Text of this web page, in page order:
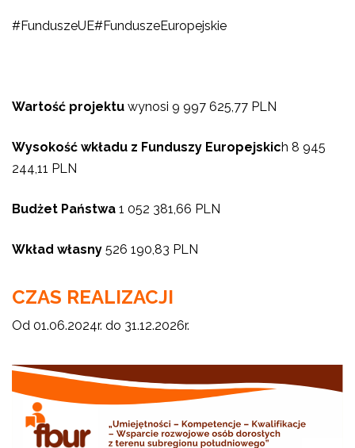
#FunduszeUE#FunduszeEuropejskie
Wartość projektu wynosi 9 997 625,77 PLN
Wysokość wkładu z Funduszy Europejskich 8 945
244,11 PLN
Budżet Państwa 1 052 381,66 PLN
Wkład własny 526 190,83 PLN
CZAS REALIZACJI
Od 01.06.2024r. do 31.12.2026r.